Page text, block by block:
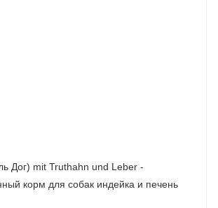
Дог) mit Truthahn und Leber -
корм для собак индейка и печень